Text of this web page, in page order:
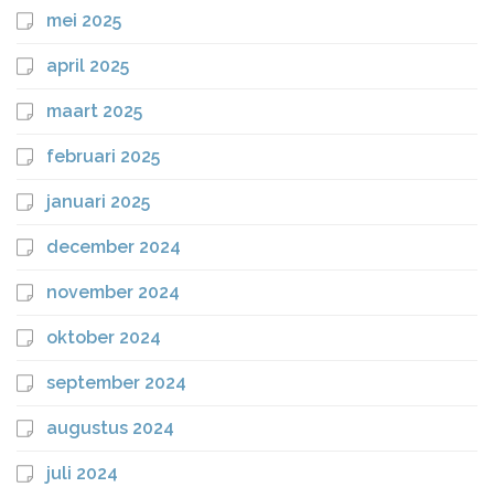
mei 2025
april 2025
maart 2025
februari 2025
januari 2025
december 2024
november 2024
oktober 2024
september 2024
augustus 2024
juli 2024